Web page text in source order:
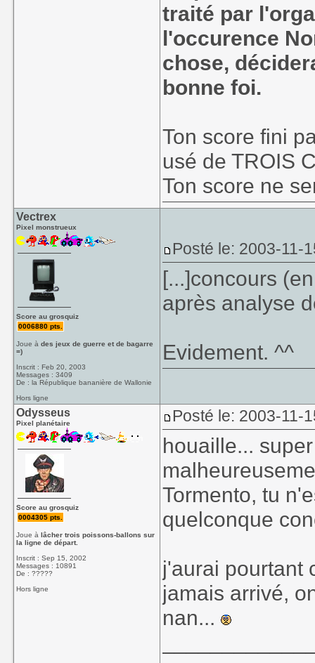
traité par
l'occurence
chose,
bonne foi.
Ton score fini
usé de TROIS
Ton score ne
Vectrex
Pixel monstrueux
Score au grosquiz
0006880 pts.
Joue àdes jeux de guerre et de bagarre
=)
Inscrit : Feb 20, 2003
Messages : 3409
De : la République bananière de Wallonie
Hors ligne
Posté le: 2003-11-
[...]concours
après analyse
Evidement. ^^
Odysseus
Pixel planétaire
Score au grosquiz
0004305 pts.
Joue àlâcher trois poissons-ballons sur
la ligne de départ.
Inscrit : Sep 15, 2002
Messages : 10891
De : ?????
Hors ligne
Posté le: 2003-11-
houaille...
Tormento, tu
quelconque
j'aurai pourtant
jamais arrivé,
nan...